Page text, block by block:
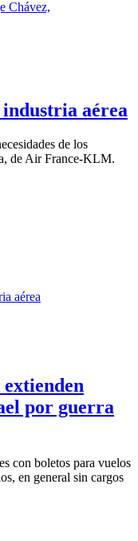
industria aérea
de los
de Air France-KLM.
por guerra
con boletos para vuelos
en general sin cargos